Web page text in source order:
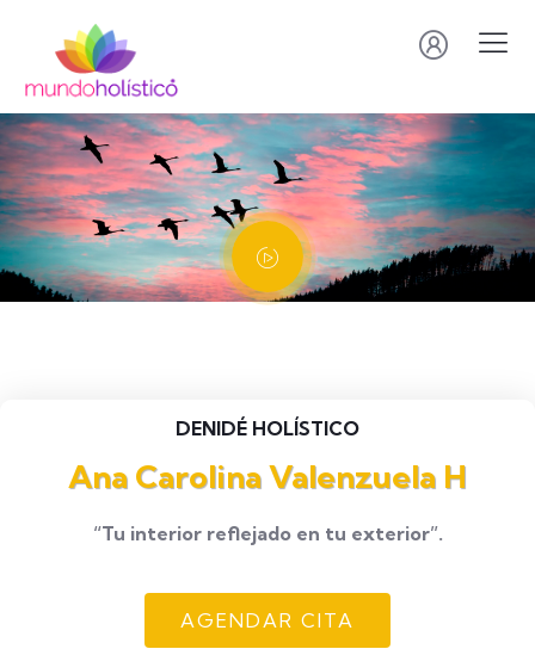
DENIDÉ HOLÍSTICO
Ana Carolina Valenzuela H
“Tu interior reflejado en tu exterior”.
AGENDAR CITA